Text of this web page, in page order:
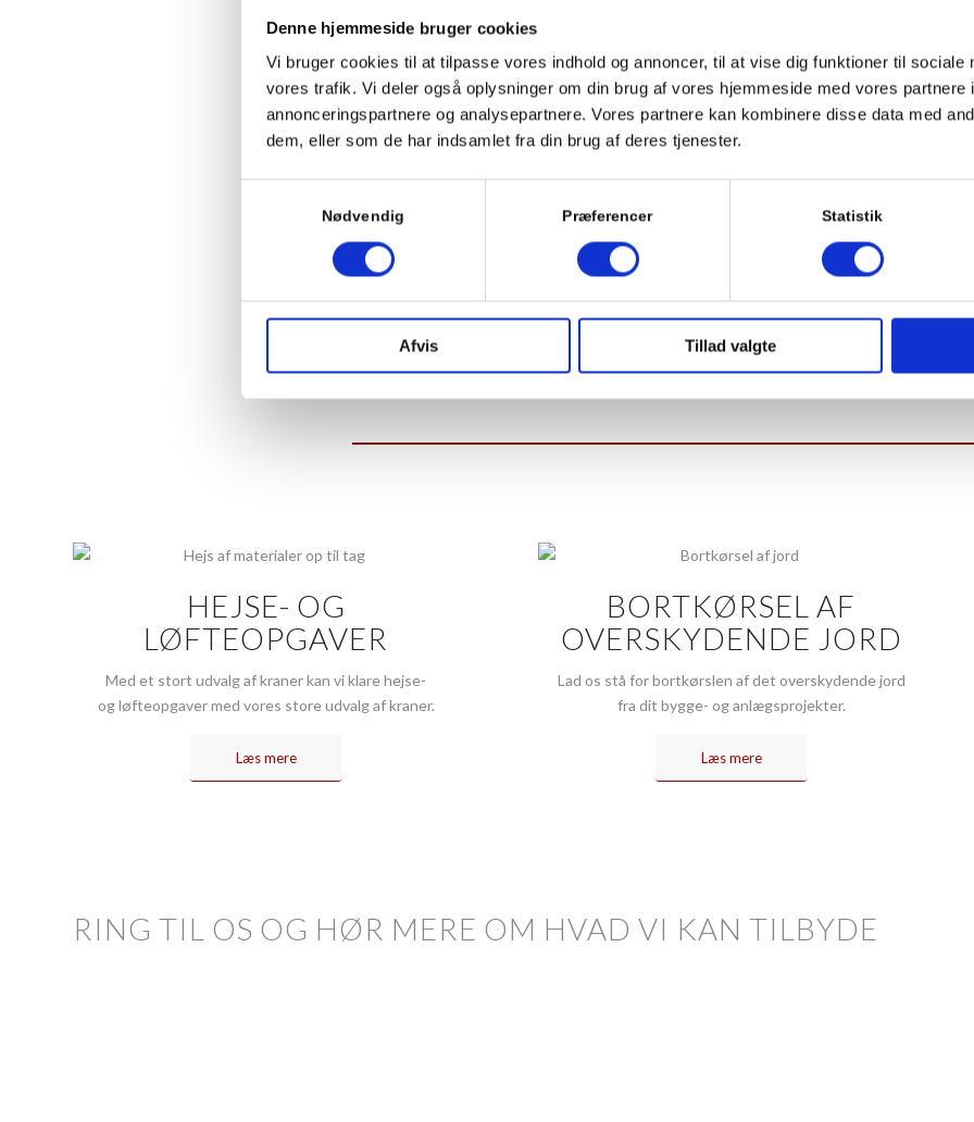
Denne hjemmeside bruger cookies
Vi bruger cookies til at tilpasse vores indhold og annoncer, til at vise dig funktioner til sociale
vores trafik. Vi deler også oplysninger om din brug af vores hjemmeside med vores partnere
annonceringspartnere og analysepartnere. Vores partnere kan kombinere disse data med
dem, eller som de har indsamlet fra din brug af deres tjenester.
Nødvendig Præferencer Statistik
Afvis Tillad valgte
VI TILBYDER
HEJSE- OG
LØFTEOPGAVER
Med et stort udvalg af kraner kan vi klare hejse-
og løfteopgaver med vores store udvalg af kraner.
Læs mere
BORTKØRSEL AF
OVERSKYDENDE JORD
Lad os stå for bortkørslen af det overskydende jord
fra dit bygge- og anlægsprojekter.
Læs mere
RING TIL OS OG HØR MERE OM HVAD VI KAN TILBYDE